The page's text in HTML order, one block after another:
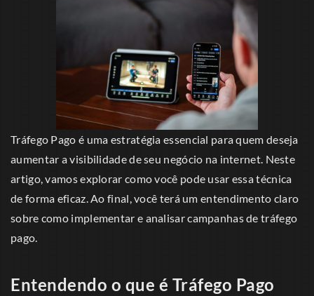
Tráfego Pago é uma estratégia essencial para quem deseja
aumentar a visibilidade de seu negócio na internet. Neste
artigo, vamos explorar como você pode usar essa técnica
de forma eficaz. Ao final, você terá um entendimento claro
sobre como implementar e analisar campanhas de tráfego
pago.
Entendendo o que é Tráfego Pago